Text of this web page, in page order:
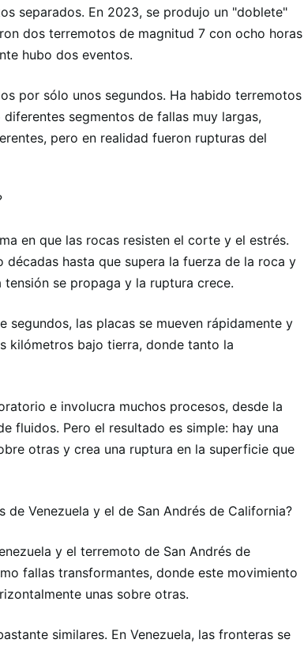
separados. En 2023, se produjo un "doblete"
dos terremotos de magnitud 7 con ocho horas
hubo dos eventos.
por sólo unos segundos. Ha habido terremotos
segmentos de fallas muy largas,
pero en realidad fueron rupturas del
en que las rocas resisten el corte y el estrés.
décadas hasta que supera la fuerza de la roca y
se propaga y la ruptura crece.
segundos, las placas se mueven rápidamente y
kilómetros bajo tierra, donde tanto la
e involucra muchos procesos, desde la
fluidos. Pero el resultado es simple: hay una
otras y crea una ruptura en la superficie que
Venezuela y el de San Andrés de California?
y el terremoto de San Andrés de
fallas transformantes, donde este movimiento
unas sobre otras.
similares. En Venezuela, las fronteras se